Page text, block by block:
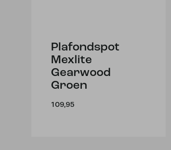
Plafondspot
Mexlite
Gearwood
Groen
109,95